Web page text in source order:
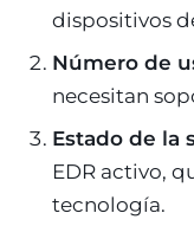
dispositivos
Número de
necesitan
Estado de la
EDR activo,
tecnología.